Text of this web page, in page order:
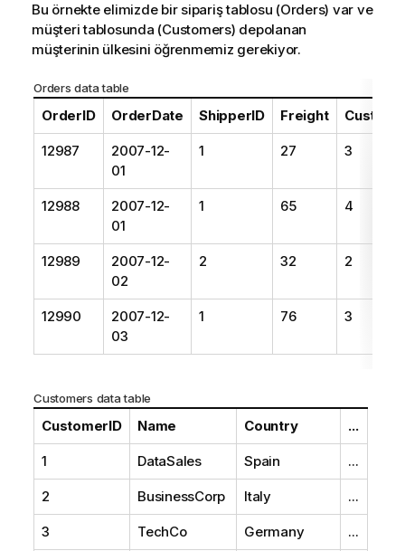
Bu örnekte elimizde bir sipariş tablosu (Orders) var ve
müşteri tablosunda (Customers) depolanan
müşterinin ülkesini öğrenmemiz gerekiyor.
Orders data table
OrderID OrderDate ShipperID Freight
12987
2007-12-
01
1 27 3
12988
2007-12-
01
1 65 4
12989
2007-12-
02
2 32 2
12990
2007-12-
03
1 76 3
Customers data table
CustomerID Name Country ...
1 DataSales Spain ...
2 BusinessCorp Italy ...
3 TechCo Germany ...